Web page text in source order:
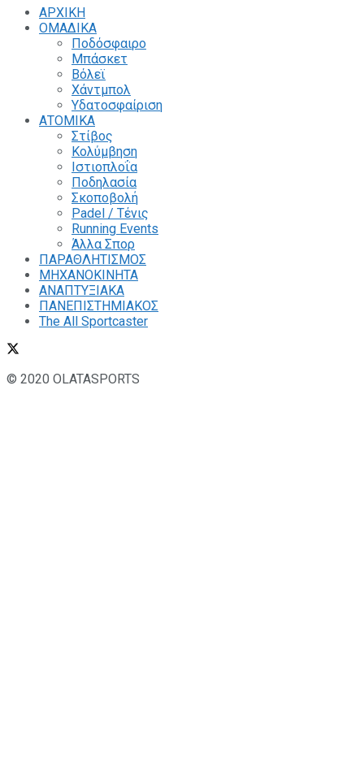
ΑΡΧΙΚΗ
ΟΜΑΔΙΚΑ
Ποδόσφαιρο
Μπάσκετ
Βόλεϊ
Χάντμπολ
Υδατοσφαίριση
ΑΤΟΜΙΚΑ
Στίβος
Κολύμβηση
Ιστιοπλοΐα
Ποδηλασία
Σκοποβολή
Padel / Τένις
Running Events
Άλλα Σπορ
ΠΑΡΑΘΛΗΤΙΣΜΟΣ
ΜΗΧΑΝΟΚΙΝΗΤΑ
ΑΝΑΠΤΥΞΙΑΚΑ
ΠΑΝΕΠΙΣΤΗΜΙΑΚΟΣ
The All Sportcaster
© 2020 OLATASPORTS